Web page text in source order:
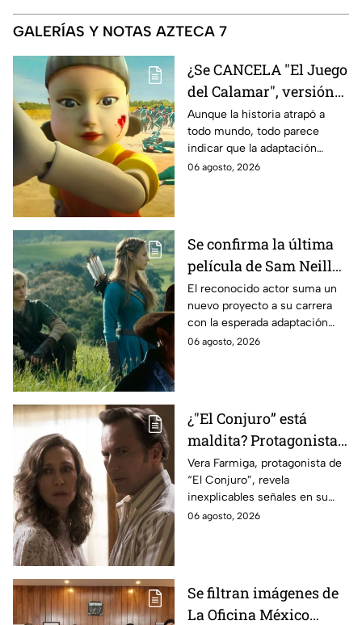
GALERÍAS Y NOTAS AZTECA 7
¿Se CANCELA "El Juego
del Calamar", versión
Estados Unidos? Esto
es lo que se sabe al
momento
Aunque la historia atrapó a
todo mundo, todo parece
indicar que la adaptación
podría ser cancelada:
06 agosto, 2026
Se confirma la última
película de Sam Neill
antes de morir: esto es
lo que se sabe hasta
ahora
El reconocido actor suma un
nuevo proyecto a su carrera
con la esperada adaptación
cinematográfica del popular
06 agosto, 2026
¿"El Conjuro” está
maldita? Protagonista
revela INQUIETANTES
señales en su cuerpo
durante la grabación de
la película
Vera Farmiga, protagonista de
“El Conjuro”, revela
inexplicables señales en su
cuerpo durante el rodaje de la
06 agosto, 2026
Se filtran imágenes de
La Oficina México